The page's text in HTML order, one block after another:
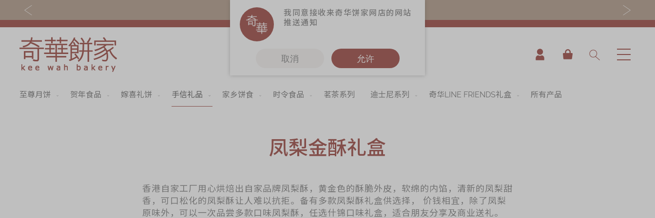
易赏钱会员凭推广码购买现货产品可赚易赏钱($5=1分)
我的购物车
关于奇华 奇华饼食
手信礼品
家乡饼食
更多
奇华工作坊
联络奇华
加入奇华
至尊月饼 贺年食品 嫁喜礼饼 手信礼品 家乡饼食 时令食品 茗茶系列 迪士尼系列 奇华LINE FRIENDS礼盒 所有产品
凤梨金酥礼盒
香港自家工厂用心烘焙出自家品牌凤梨酥，黄金色的酥脆外皮，软绵的内馅，清新的凤梨甜
香，可口松化的凤梨酥让人难以抗拒。备有多款凤梨酥礼盒供选择， 价钱相宜，除了凤梨
原味外，可以一次品尝多款口味凤梨酥，任选什锦口味礼盒，适合朋友分享及商业送礼。
我同意接收来奇华饼家网店的网站
推送通知
取消 允许